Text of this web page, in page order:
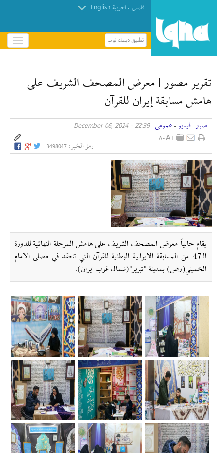
فارسی . العربیة English
تطبيق ديسك توب
باز
و
تقرير مصور | معرض المصحف الشريف على
هامش مسابقة إیران للقرآن
صور ـ فيديو » عمومی 22:39 - December 06, 2024
رمز الخبر: 3498047
يقام حالياً معرض المصحف الشريف على هامش المرحلة النهائية للدورة
الـ47 من المسابقة الايرانية الوطنية للقرآن التي تنعقد في مصلى الامام
الخميني(رض) بمدينة "تبريز"(شمال غرب ايران).